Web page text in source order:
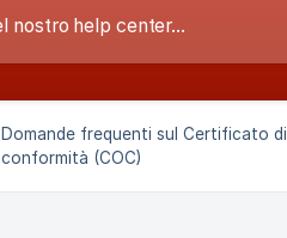
Domande frequenti sul Certificato di
conformità (COC)